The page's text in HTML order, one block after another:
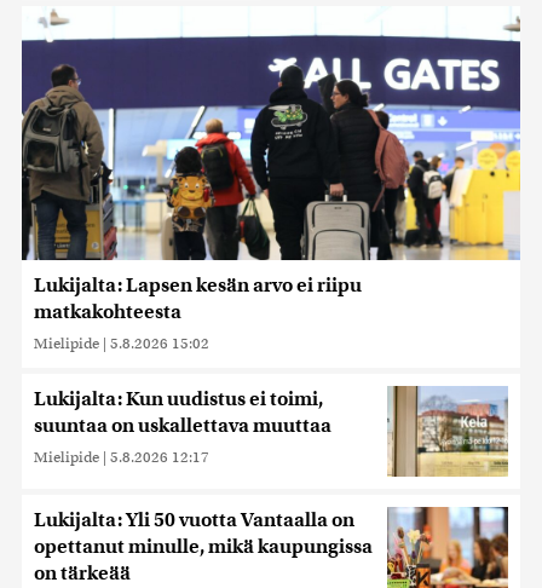
Lukijalta: Lapsen kesän arvo ei riipu
matkakohteesta
Mielipide | 5.8.2026 15:02
Lukijalta: Kun uudistus ei toimi,
suuntaa on uskallettava muuttaa
Mielipide | 5.8.2026 12:17
Lukijalta: Yli 50 vuotta Vantaalla on
opettanut minulle, mikä kaupungissa
on tärkeää